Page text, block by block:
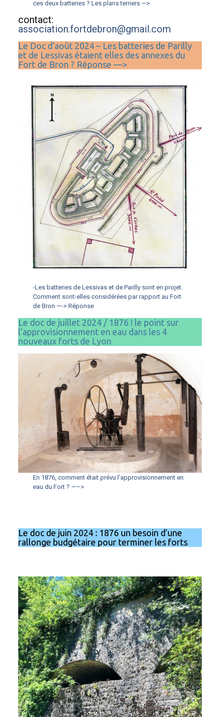
ces deux batteries ? Les plans terriers —>
contact:
association.fortdebron@gmail.com
Le Doc d’août 2024 – Les batteries de Parilly
et de Lessivas étaient elles des annexes du
Fort de Bron ? Réponse —>
-Les batteries de Lessivas et de Parilly sont en projet.
Comment sont-elles considérées par rapport au Fort
de Bron —-> Réponse
Le doc de juillet 2024 / 1876 ! le point sur
l’approvisionnement en eau dans les 4
nouveaux forts de Lyon
En 1876, comment était prévu l’approvisionnement en
eau du Fort ? —–>
Le doc de juin 2024 : 1876 un besoin d’une
rallonge budgétaire pour terminer les forts